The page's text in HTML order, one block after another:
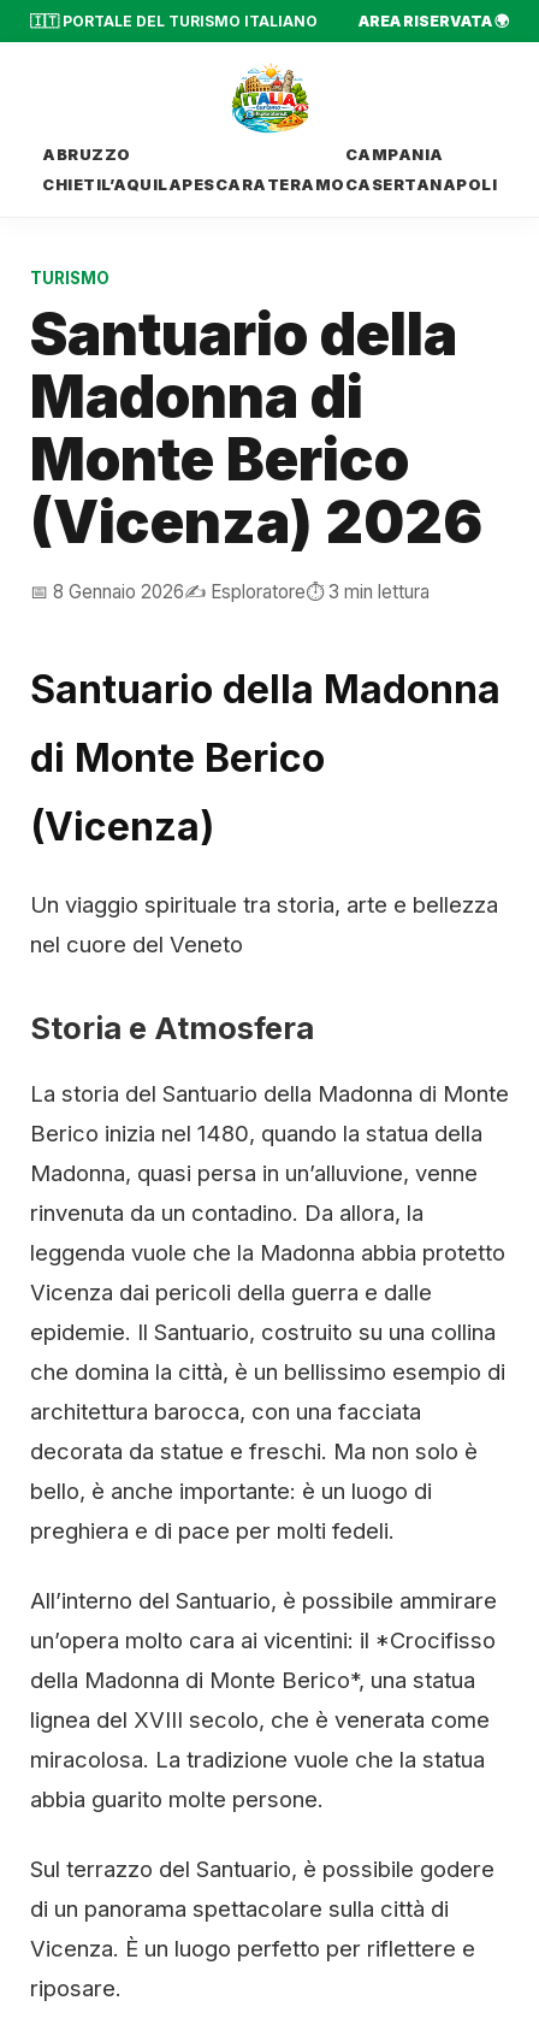
🇮🇹 PORTALE DEL TURISMO ITALIANO AREA RISERVATA 🌍
ABRUZZO
CHIETIL’AQUILAPESCARA TERAMO
CAMPANIA
CASERTANAPOLI
TURISMO
Santuario della
Madonna di
Monte Berico
(Vicenza) 2026
📅 8 Gennaio 2026✍️ Esploratore⏱️ 3 min lettura
Santuario della Madonna
di Monte Berico
(Vicenza)
Un viaggio spirituale tra storia, arte e bellezza
nel cuore del Veneto
Storia e Atmosfera
La storia del Santuario della Madonna di Monte
Berico inizia nel 1480, quando la statua della
Madonna, quasi persa in un’alluvione, venne
rinvenuta da un contadino. Da allora, la
leggenda vuole che la Madonna abbia protetto
Vicenza dai pericoli della guerra e dalle
epidemie. Il Santuario, costruito su una collina
che domina la città, è un bellissimo esempio di
architettura barocca, con una facciata
decorata da statue e freschi. Ma non solo è
bello, è anche importante: è un luogo di
preghiera e di pace per molti fedeli.
All’interno del Santuario, è possibile ammirare
un’opera molto cara ai vicentini: il *Crocifisso
della Madonna di Monte Berico*, una statua
lignea del XVIII secolo, che è venerata come
miracolosa. La tradizione vuole che la statua
abbia guarito molte persone.
Sul terrazzo del Santuario, è possibile godere
di un panorama spettacolare sulla città di
Vicenza. È un luogo perfetto per riflettere e
riposare.